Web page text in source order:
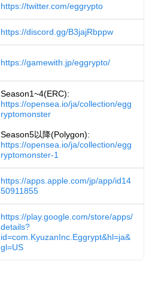
https://twitter.com/eggrypto
https://discord.gg/B3jajRbppw
https://gamewith.jp/eggrypto/
Season1~4(ERC):
https://opensea.io/ja/collection/egg
ryptomonster
Season5以降(Polygon):
https://opensea.io/ja/collection/egg
ryptomonster-1
https://apps.apple.com/jp/app/id14
50911855
https://play.google.com/store/apps/
details?
id=com.KyuzanInc.Eggrypt&hl=ja&
gl=US